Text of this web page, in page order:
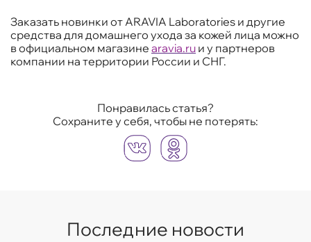
Заказать новинки от ARAVIA Laboratories и другие
средства для домашнего ухода за кожей лица можно
в официальном магазине aravia.ru и у партнеров
компании на территории России и СНГ.
Понравилась статья?
Сохраните у себя, чтобы не потерять:
Последние новости